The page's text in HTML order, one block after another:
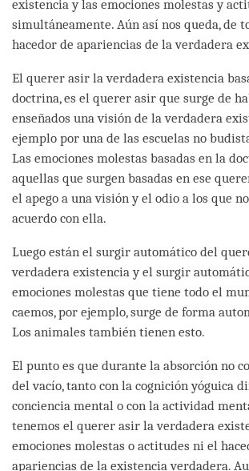
existencia y las emociones molestas y
simultáneamente. Aún así nos queda, de
hacedor de apariencias de la verdadera
El querer asir la verdadera existencia
doctrina, es el querer asir que surge de
enseñados una visión de la verdadera
ejemplo por una de las escuelas no
Las emociones molestas basadas en la
aquellas que surgen basadas en ese
el apego a una visión y el odio a los que
acuerdo con ella.
Luego están el surgir automático del
verdadera existencia y el surgir
emociones molestas que tiene todo el
caemos, por ejemplo, surge de forma
Los animales también tienen esto.
El punto es que durante la absorción no
del vacío, tanto con la cognición yóguica
conciencia mental o con la actividad
tenemos el querer asir la verdadera
emociones molestas o actitudes ni el
apariencias de la existencia verdadera.